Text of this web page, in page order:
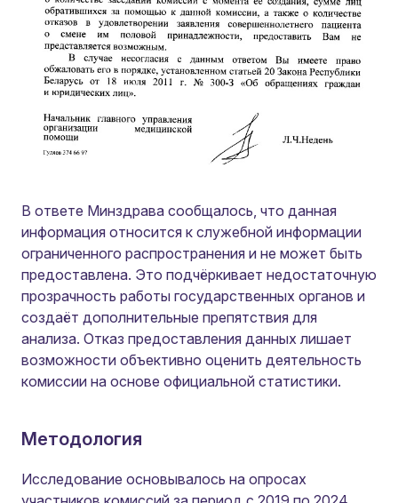
В ответе Минздрава сообщалось, что данная
информация относится к служебной информации
ограниченного распространения и не может быть
предоставлена. Это подчёркивает недостаточную
прозрачность работы государственных органов и
создаёт дополнительные препятствия для
анализа. Отказ предоставления данных лишает
возможности объективно оценить деятельность
комиссии на основе официальной статистики.
Методология
Исследование основывалось на опросах